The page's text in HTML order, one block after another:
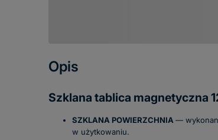
Opis
Szklana tablica magnetyczna
SZKLANA POWIERZCHNIA—
w użytkowaniu.